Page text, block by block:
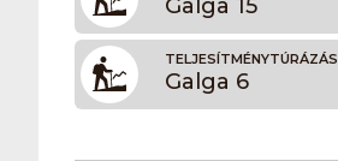
Galga 15
TELJESÍTMÉNYTÚRÁZÁS
Galga 6